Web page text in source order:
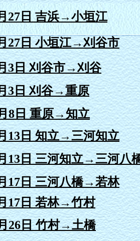
27日 吉浜→小垣江
27日 小垣江→刈谷市
3日 刈谷市→刈谷
3日 刈谷→重原
8日 重原→知立
13日 知立→三河知立
13日 三河知立→三河八
17日 三河八橋→若林
17日 若林→竹村
26日 竹村→土橋